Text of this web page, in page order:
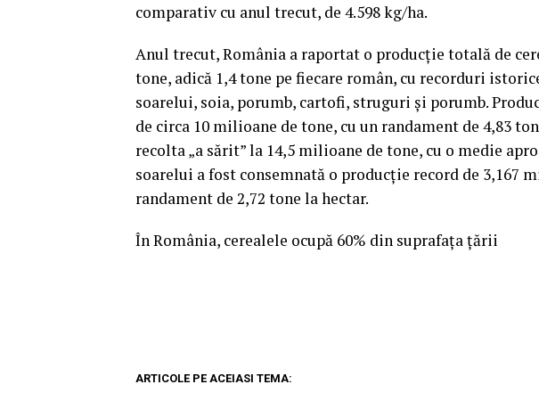
comparativ cu anul trecut, de 4.598 kg/ha.
Anul trecut, România a raportat o producţie totală de
tone, adică 1,4 tone pe fiecare român, cu recorduri
soarelui, soia, porumb, cartofi, struguri şi porumb.
de circa 10 milioane de tone, cu un randament de 4,83
recolta „a sărit” la 14,5 milioane de tone, cu o medie
soarelui a fost consemnată o producţie record de 3,167
randament de 2,72 tone la hectar.
În România, cerealele ocupă 60% din suprafaţa ţării
ARTICOLE PE ACEIASI TEMA: